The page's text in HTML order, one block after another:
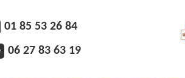
01 85 53 26 84
06 27 83 63 19